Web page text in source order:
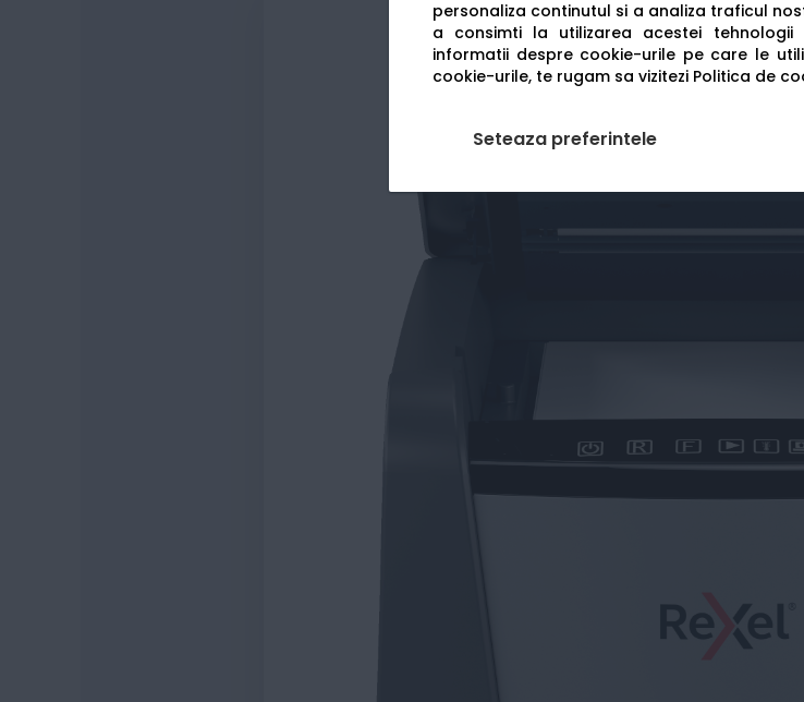
personaliza continutul si a analiza traficul
a consimti la utilizarea acestei tehnologii
informatii despre cookie-urile pe care le
cookie-urile, te rugam sa vizitezi Politica de
Seteaza preferintele